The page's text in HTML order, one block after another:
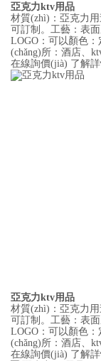
亞克力ktv用品
材質(zhì)：亞克力用
可訂制。工藝
LOGO：可以顏色
(chǎng)所：酒店、
在線詢價(jià) 了解
亞克力ktv用品
材質(zhì)：亞克力用
可訂制。工藝：表
LOGO：可以顏色
(chǎng)所：酒店、
在線詢價(jià) 了解